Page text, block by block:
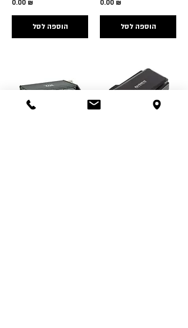
0.00 ₪
הוספה לסל
0.00 ₪
הוספה לסל